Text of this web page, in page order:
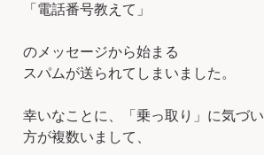
「電話番号教えて」
のメッセージから始まる
スパムが送られてしまいました。
幸いなことに、「乗っ取り」に気づ
方が複数いまして、